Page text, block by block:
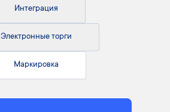
Интеграция
Электронные торги
Маркировка